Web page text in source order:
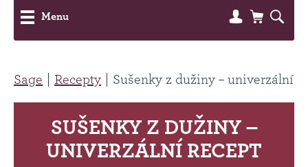
Menu
Sage Recepty Sušenky z dužiny – univerzální
SUŠENKY Z DUŽINY –
UNIVERZÁLNÍ RECEPT